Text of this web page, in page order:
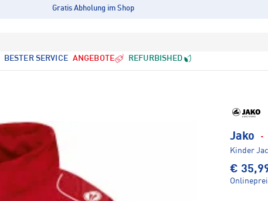
Gratis Abholung im Shop
BESTER SERVICE ANGEBOTE REFURBISHED
Jako ·
Kinder
€